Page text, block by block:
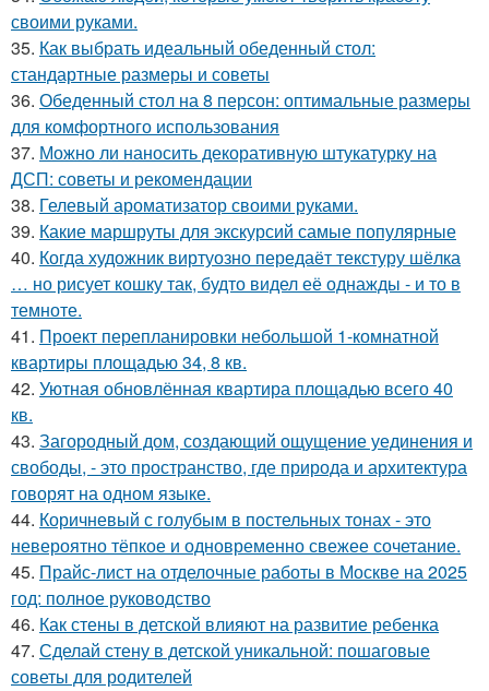
своими руками.
35. Как выбрать идеальный обеденный стол:
стандартные размеры и советы
36. Обеденный стол на 8 персон: оптимальные размеры
для комфортного использования
37. Можно ли наносить декоративную штукатурку на
ДСП: советы и рекомендации
38. Гелевый ароматизатор своими руками.
39. Какие маршруты для экскурсий самые популярные
40. Когда художник виртуозно передаёт текстуру шёлка
… но рисует кошку так, будто видел её однажды - и то в
темноте.
41. Проект перепланировки небольшой 1-комнатной
квартиры площадью 34, 8 кв.
42. Уютная обновлённая квартира площадью всего 40
кв.
43. Загородный дом, создающий ощущение уединения и
свободы, - это пространство, где природа и архитектура
говорят на одном языке.
44. Коричневый с голубым в постельных тонах - это
невероятно тёпкое и одновременно свежее сочетание.
45. Прайс-лист на отделочные работы в Москве на 2025
год: полное руководство
46. Как стены в детской влияют на развитие ребенка
47. Сделай стену в детской уникальной: пошаговые
советы для родителей